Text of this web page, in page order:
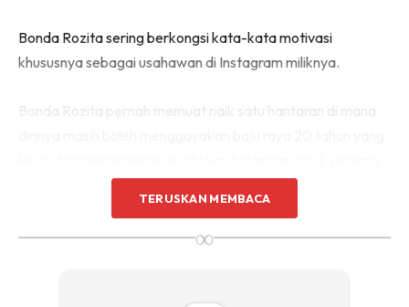
Bonda Rozita sering berkongsi kata-kata motivasi
khususnya sebagai usahawan di Instagram miliknya.
wanita mengekalkan kesihatan dan kecantikan.
TERUSKAN MEMBACA
∞